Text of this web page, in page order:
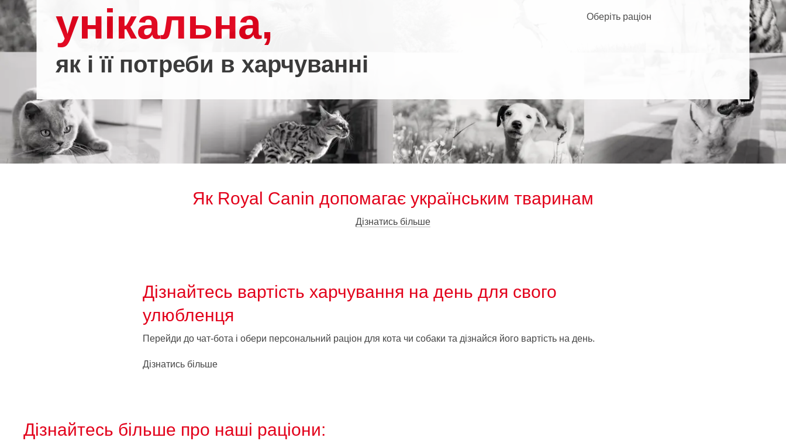
унікальна,
як і її потреби в харчуванні
Оберіть раціон
Як Royal Canin допомагає українським тваринам
Дізнатись більше
Дізнайтесь вартість харчування на день для свого
улюбленця
Перейди до чат-бота і обери персональний раціон для кота чи собаки та дізнайся його вартість на день.
Дізнатись більше
Дізнайтесь більше про наші раціони: